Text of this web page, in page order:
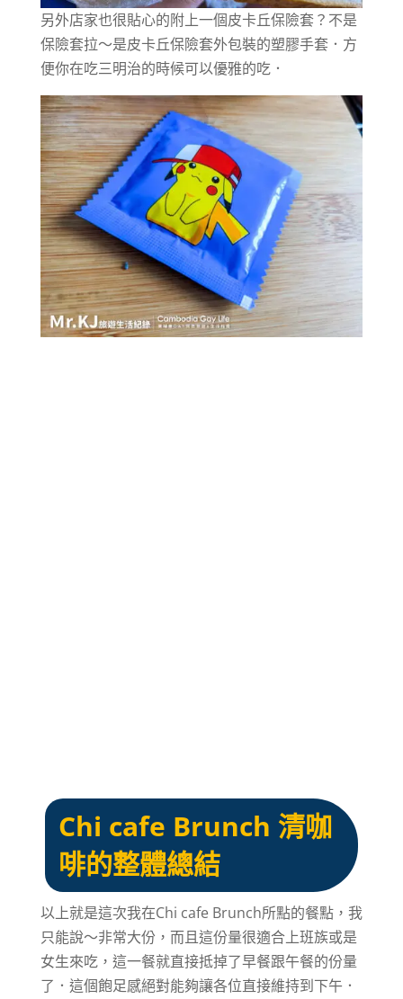
另外店家也很貼心的附上一個皮卡丘保險套？不是
保險套拉～是皮卡丘保險套外包裝的塑膠手套．方
便你在吃三明治的時候可以優雅的吃．
Chi cafe Brunch 清咖
啡的整體總結
以上就是這次我在Chi cafe Brunch所點的餐點，我
只能說～非常大份，而且這份量很適合上班族或是
女生來吃，這一餐就直接抵掉了早餐跟午餐的份量
了．這個飽足感絕對能夠讓各位直接維持到下午．